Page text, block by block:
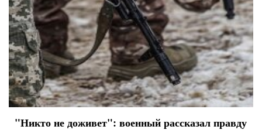
"Никто не доживет": военный рассказал правду